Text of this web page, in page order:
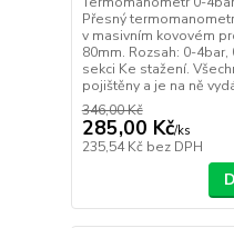
Přesný
v masivním kovovém
80mm. Rozsah: 0-4bar,
sekci Ke stažení.
pojištěny a je na ně
346,00 Kč
285,00 Kč/ks
235,54 Kč bez DPH